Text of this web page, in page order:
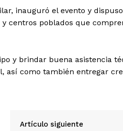
Diario
Prensa
inauguró el evento y
centros poblados que
y brindar buena asistencia
así como también entregar
Artículo siguiente